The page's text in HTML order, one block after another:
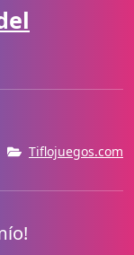
Tiflojuegos.com